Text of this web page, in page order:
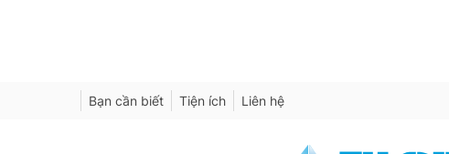
Bạn cần biết Tiện ích Liên hệ